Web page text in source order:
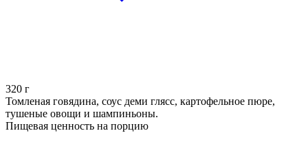
320 г
Томленая говядина, соус деми глясс, картофельное пюре,
тушеные овощи и шампиньоны.
Пищевая ценность на порцию